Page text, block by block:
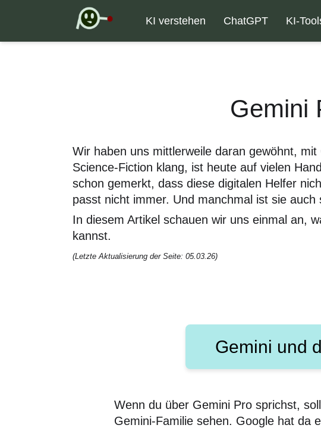
KI verstehen ChatGPT KI-
Gemini
Wir haben uns mittlerweile daran gewöhnt,
Science-Fiction klang, ist heute auf vielen
schon gemerkt, dass diese digitalen Helfer
passt nicht immer. Und manchmal ist sie auch
In diesem Artikel schauen wir uns einmal an,
kannst.
(Letzte Aktualisierung der Seite: 05.03.26)
Gemini und
Wenn du über Gemini Pro sprichst,
Gemini-Familie sehen. Google hat da